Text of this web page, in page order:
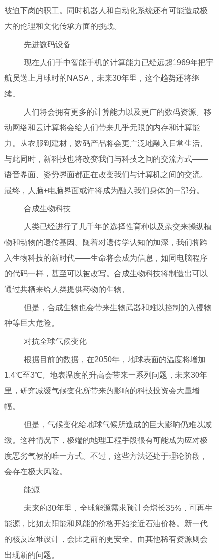
被迫下岗的职工。同时机器人和自动化系统还有可能造成极
大的伦理和文化传承方面的挑战。
先进数码设备
现在人们手中智能手机的计算能力已经远超1969年把宇
航员送上月球时的NASA，未来30年里，这个趋势还将继
续。
人们将会拥有更多的计算能力以及更广的数码资源。移
动网络和云计算将会给人们带来几乎无限的内存和计算能
力。从衣服到建材，数码产品将会更广泛地融入日常生活。
与此同时，新科技也将改变我们与科技之间的交流方式――
语音界面、姿势界面都正在改变我们与计算机之间的交流。
最终，人脑+电脑界面或许将成为融入我们身体的一部分。
合成生物科技
人类已经进行了几千年的选择性育种以及杂交来操纵植
物和动物的遗传基因。随着对遗传学认知的加深，我们将跨
入生物科技的新时代――生命将会成为信息，如同电脑程序
的代码一样，甚至可以被改写。合成生物科技将制造出可以
通过共栖来给人类提供药物的生物。
但是，合成生物也会带来生物武器和难以控制的入侵物
种等巨大危险。
对抗全球气候变化
根据目前的数据，在2050年，地球表面的温度将增加
1.4℃至3℃。地表温度的升高会带来一系列问题，未来30年
里，研究减缓气候变化所带来的影响的科技投资会大量增
幅。
但是，气候变化给地球气候所造成的巨大影响仍难以减
缓。这种情况下，极端的地理工程手段很有可能成为应对极
度恶劣气候的唯一方式。不过，这些方法还处于理论阶段，
会存在极大风险。
能源
未来的30年里，全球能源需求预计会增长35%，可再生
能源，比如太阳能和风能的价格开始接近石油价格。新一代
的核反应堆设计，会比之前的更安全。而其他稀有资源则会
出现新的问题。